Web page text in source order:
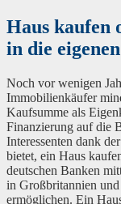
Haus kaufen
in die
Noch vor wenigen
Immobilienkäufer
Kaufsumme als
Finanzierung auf die
Interessenten dank
bietet, ein Haus
deutschen Banken
in Großbritannien
ermöglichen. Ein